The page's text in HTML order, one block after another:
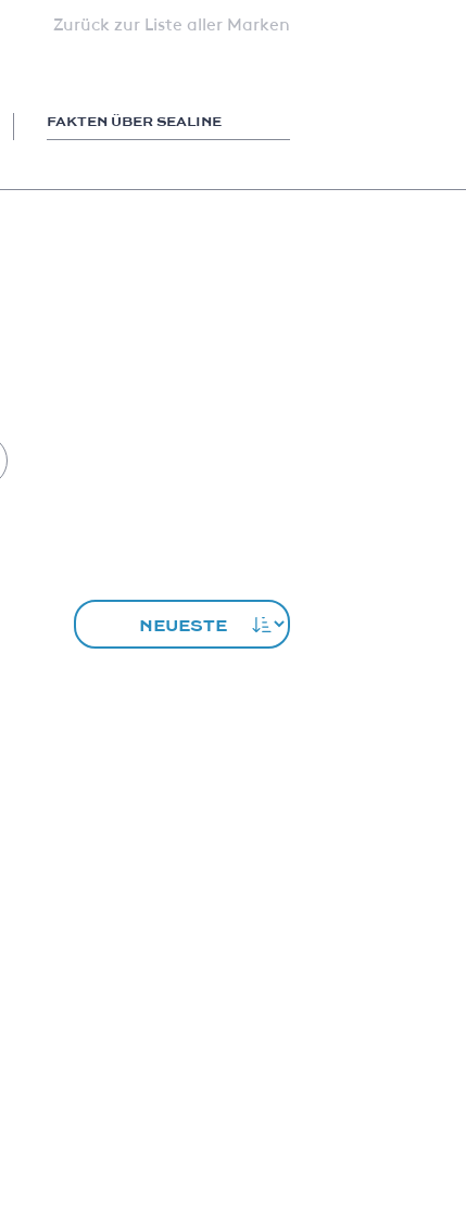
Zurück zur Liste aller Marken
FAKTEN ÜBER SEALINE